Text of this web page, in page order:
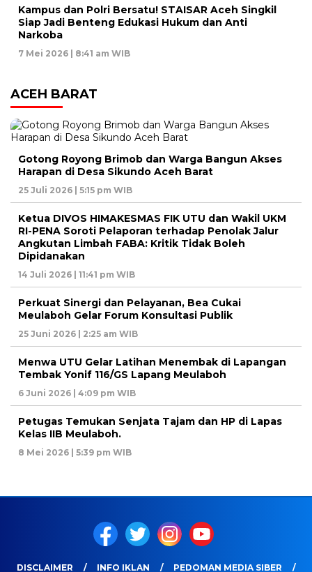
Kampus dan Polri Bersatu! STAISAR Aceh Singkil
Siap Jadi Benteng Edukasi Hukum dan Anti
Narkoba
7 Mei 2026 | 8:41 am WIB
ACEH BARAT
Gotong Royong Brimob dan Warga Bangun Akses
Harapan di Desa Sikundo Aceh Barat
25 Juli 2026 | 5:15 pm WIB
Ketua DIVOS HIMAKESMAS FIK UTU dan Wakil UKM
RI-PENA Soroti Pelaporan terhadap Penolak Jalur
Angkutan Limbah FABA: Kritik Tidak Boleh
Dipidanakan
14 Juli 2026 | 11:41 pm WIB
Perkuat Sinergi dan Pelayanan, Bea Cukai
Meulaboh Gelar Forum Konsultasi Publik
25 Juni 2026 | 2:25 am WIB
Menwa UTU Gelar Latihan Menembak di Lapangan
Tembak Yonif 116/GS Lapang Meulaboh
6 Juni 2026 | 4:09 pm WIB
Petugas Temukan Senjata Tajam dan HP di Lapas
Kelas IIB Meulaboh.
8 Mei 2026 | 5:39 pm WIB
DISCLAIMER INFO IKLAN
PEDOMAN MEDIA SIBER